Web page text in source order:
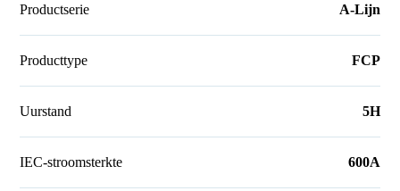
Productserie A-Lijn
Producttype FCP
Uurstand 5H
IEC-stroomsterkte 600A